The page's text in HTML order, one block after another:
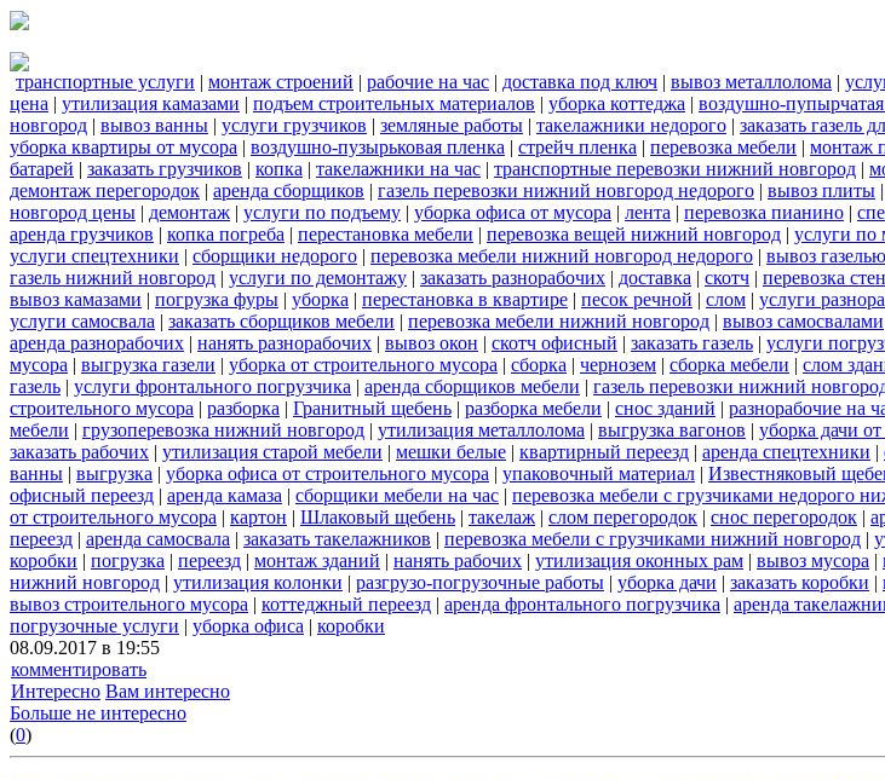
транспортные услуги | монтаж строений | рабочие на час | доставка под ключ | вывоз металлолома |
цена | утилизация камазами | подъем строительных материалов | уборка коттеджа | воздушно-
новгород | вывоз ванны | услуги грузчиков | земляные работы | такелажники недорого | заказать газель
уборка квартиры от мусора | воздушно-пузырьковая пленка | стрейч пленка | перевозка мебели | монтаж
батарей | заказать грузчиков | копка | такелажники на час | транспортные перевозки нижний новгород |
демонтаж перегородок | аренда сборщиков | газель перевозки нижний новгород недорого | вывоз плиты |
новгород цены | демонтаж | услуги по подъему | уборка офиса от мусора | лента | перевозка пианино |
аренда грузчиков | копка погреба | перестановка мебели | перевозка вещей нижний новгород | услуги по
услуги спецтехники | сборщики недорого | перевозка мебели нижний новгород недорого | вывоз газелью
газель нижний новгород | услуги по демонтажу | заказать разнорабочих | доставка | скотч | перевозка
вывоз камазами | погрузка фуры | уборка | перестановка в квартире | песок речной | слом | услуги
услуги самосвала | заказать сборщиков мебели | перевозка мебели нижний новгород | вывоз самосвалами
аренда разнорабочих | нанять разнорабочих | вывоз окон | скотч офисный | заказать газель | услуги
мусора | выгрузка газели | уборка от строительного мусора | сборка | чернозем | сборка мебели | слом
газель | услуги фронтального погрузчика | аренда сборщиков мебели | газель перевозки нижний
строительного мусора | разборка | Гранитный щебень | разборка мебели | снос зданий | разнорабочие на
мебели | грузоперевозка нижний новгород | утилизация металлолома | выгрузка вагонов | уборка дачи
заказать рабочих | утилизация старой мебели | мешки белые | квартирный переезд | аренда спецтехники |
ванны | выгрузка | уборка офиса от строительного мусора | упаковочный материал | Известняковый
офисный переезд | аренда камаза | сборщики мебели на час | перевозка мебели с грузчиками недорого
от строительного мусора | картон | Шлаковый щебень | такелаж | слом перегородок | снос перегородок |
переезд | аренда самосвала | заказать такелажников | перевозка мебели с грузчиками нижний новгород |
коробки | погрузка | переезд | монтаж зданий | нанять рабочих | утилизация оконных рам | вывоз мусора |
нижний новгород | утилизация колонки | разгрузо-погрузочные работы | уборка дачи | заказать коробки |
вывоз строительного мусора | коттеджный переезд | аренда фронтального погрузчика | аренда
погрузочные услуги | уборка офиса | коробки
08.09.2017 в 19:55
комментировать
Интересно Вам интересно
Больше не интересно
(0)